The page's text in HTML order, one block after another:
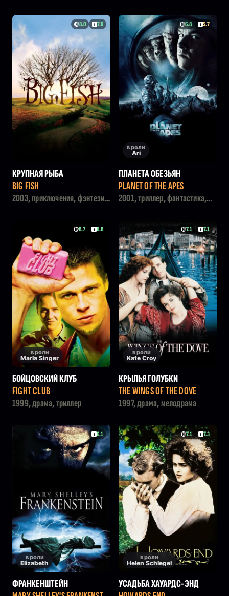
8.0 7.9
КРУПНАЯ РЫБА
BIG FISH
2003, приключения, фэнтези,
6.8 5.7
в роли
Ari
ПЛАНЕТА ОБЕЗЬЯН
PLANET OF THE APES
2001, триллер, фантастика,
8.7 8.8
в роли
Marla Singer
БОЙЦОВСКИЙ КЛУБ
FIGHT CLUB
1999, драма, триллер
7.1 7.1
в роли
Kate Croy
КРЫЛЬЯ ГОЛУБКИ
THE WINGS OF THE DOVE
1997, драма, мелодрама
6.1
в роли
Elizabeth
ФРАНКЕНШТЕЙН
7.1 7.3
в роли
Helen Schlegel
УСАДЬБА ХАУАРДС-ЭНД